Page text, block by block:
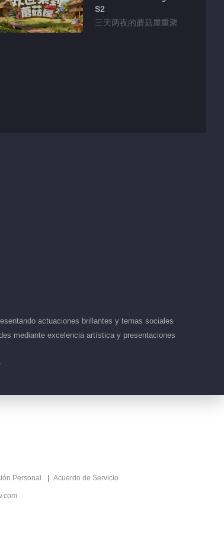
S2
三天两夜的蘑菇屋重聚
actuaciones brillantes y temas sociales
mediante excelencia artística y presentaciones
Personal Acuerdo de Servicio